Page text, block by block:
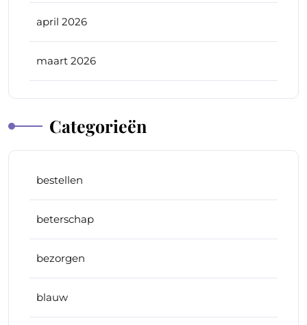
april 2026
maart 2026
Categorieën
bestellen
beterschap
bezorgen
blauw